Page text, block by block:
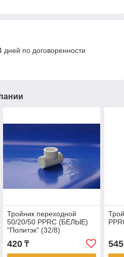
дней по договоренности
Тройник переходной
50/20/50 PPRC (БЕЛЫЕ)
"Политэк" (32/8)
420₸ 545